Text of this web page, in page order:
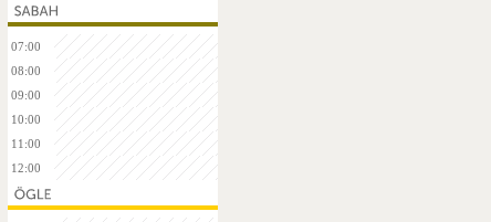
07:00
08:00
09:00
10:00
11:00
12:00